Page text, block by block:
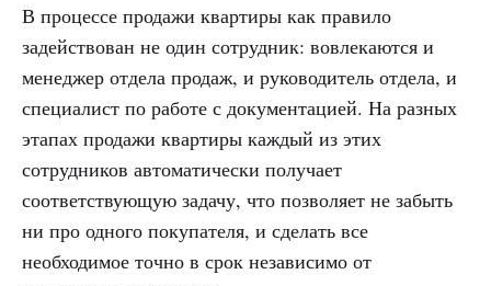
В процессе продажи квартиры как правило
задействован не один сотрудник: вовлекаются и
менеджер отдела продаж, и руководитель отдела, и
специалист по работе с документацией. На разных
этапах продажи квартиры каждый из этих
сотрудников автоматически получает
соответствующую задачу, что позволяет не забыть
ни про одного покупателя, и сделать все
необходимое точно в срок независимо от